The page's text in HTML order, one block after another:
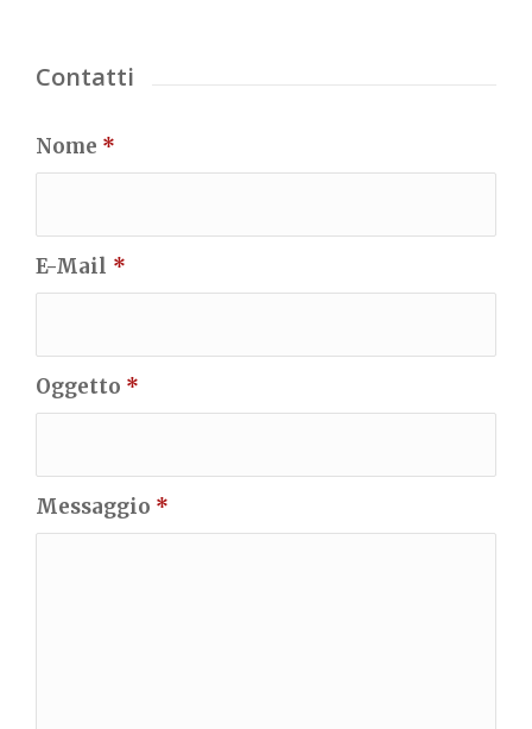
Contatti
Nome *
E-Mail *
Oggetto *
Messaggio *